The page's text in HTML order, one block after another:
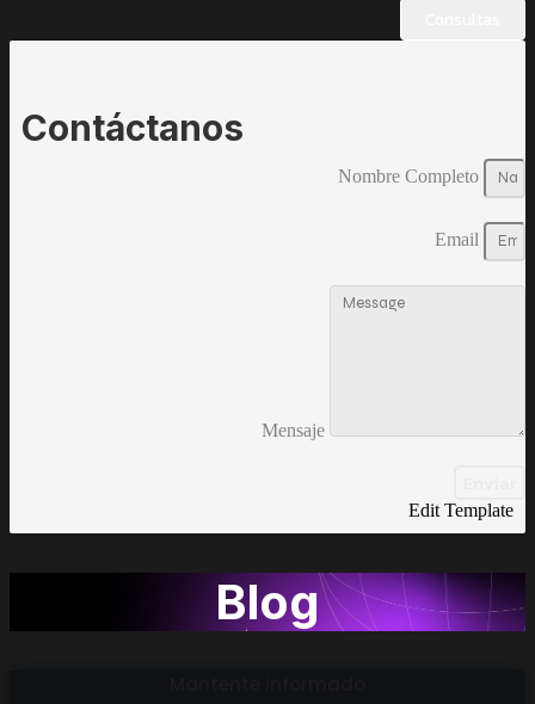
Contáctanos
Nombre Completo
Email
Mensaje
Edit Template
Blog